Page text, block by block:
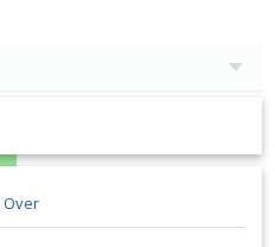
Zwembadborstel
Over